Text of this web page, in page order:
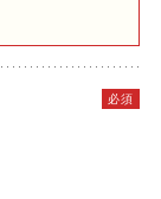
必須